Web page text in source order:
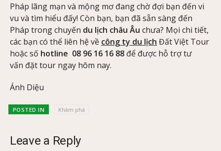
Pháp lãng mạn và mộng mơ đang chờ đợi bạn đến vi
vu và tìm hiểu đấy! Còn bạn, bạn đã sẵn sàng đến
Pháp trong chuyến du lịch châu Âu chưa? Mọi chi tiết,
các bạn có thể liên hệ về công ty du lịch Đất Việt Tour
hoặc số hotline 08 96 16 16 88 để được hỗ trợ tư
vấn đặt tour ngay hôm nay.
Ánh Diệu
POSTED IN Khám phá
Leave a Reply